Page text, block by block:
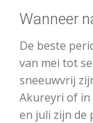
Wanneer
De beste
van mei tot
sneeuwvrij
Akureyri of in
en juli zijn de